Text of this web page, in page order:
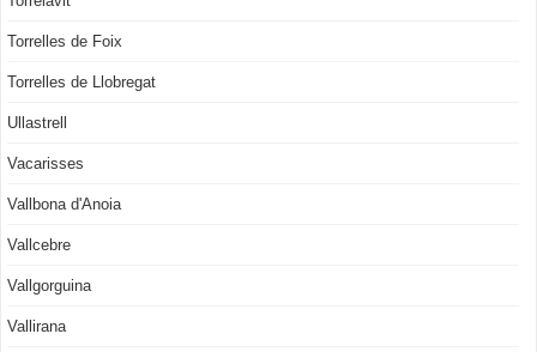
Torrelles de Foix
Torrelles de Llobregat
Ullastrell
Vacarisses
Vallbona d'Anoia
Vallcebre
Vallgorguina
Vallirana